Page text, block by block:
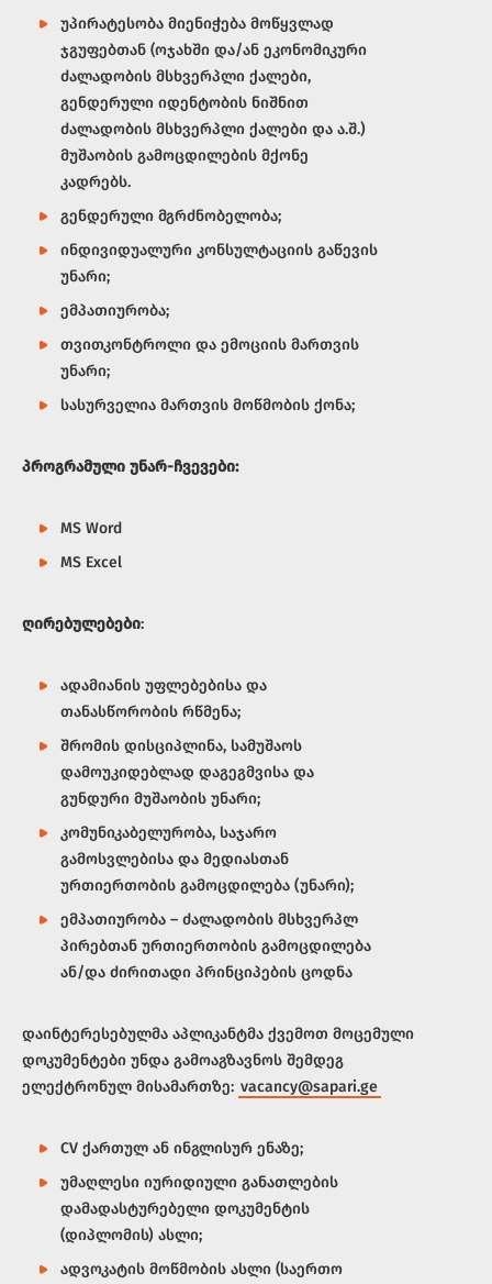
უპირატესობა მიენიჭება მოწყვლად
ჯგუფებთან (ოჯახში და/ან ეკონომიკური
ძალადობის მსხვერპლი ქალები,
გენდერული იდენტობის ნიშნით
ძალადობის მსხვერპლი ქალები და ა.შ.)
მუშაობის გამოცდილების მქონე
კადრებს.
გენდერული მგრძნობელობა;
ინდივიდუალური კონსულტაციის გაწევის
უნარი;
ემპათიურობა;
თვითკონტროლი და ემოციის მართვის
უნარი;
სასურველია მართვის მოწმობის ქონა;
პროგრამული უნარ-ჩვევები:
MS Word
MS Excel
ღირებულებები:
ადამიანის უფლებებისა და
თანასწორობის რწმენა;
შრომის დისციპლინა, სამუშაოს
დამოუკიდებლად დაგეგმვისა და
გუნდური მუშაობის უნარი;
კომუნიკაბელურობა, საჯარო
გამოსვლებისა და მედიასთან
ურთიერთობის გამოცდილება (უნარი);
ემპათიურობა – ძალადობის მსხვერპლ
პირებთან ურთიერთობის გამოცდილება
ან/და ძირითადი პრინციპების ცოდნა
დაინტერესებულმა აპლიკანტმა ქვემოთ მოცემული
დოკუმენტები უნდა გამოაგზავნოს შემდეგ
ელექტრონულ მისამართზე: vacancy@sapari.ge
CV ქართულ ან ინგლისურ ენაზე;
უმაღლესი იურიდიული განათლების
დამადასტურებელი დოკუმენტის
(დიპლომის) ასლი;
ადვოკატის მოწმობის ასლი (საერთო